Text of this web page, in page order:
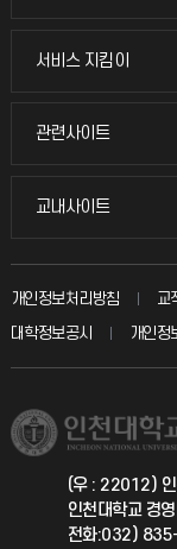
교무회의방송
입학안내
취업정보(학생)
서비스 지킴이
서비스 지킴이
묻고 답하기
칭찬마당
학생서비스 지킴이
관련사이트
관련사이트
국방헬프콜
총동문회
교내사이트
교내사이트
교수회
교육혁신본부
국제지원과
공자아카데미
개인정보처리방침 교
대학정보공시
개인정
(우 : 22012) 인
인천대학교 경
전화:032)